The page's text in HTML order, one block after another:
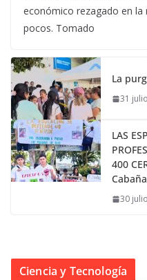
económico rezagado en la
pocos. Tomado
La
31
LAS
400
30
Ciencia y Tecnología